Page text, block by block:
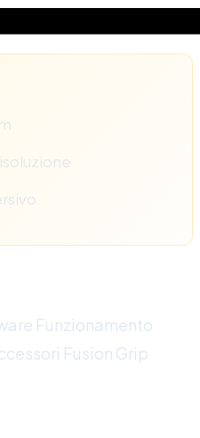
Funzionamento
Fusion Grip